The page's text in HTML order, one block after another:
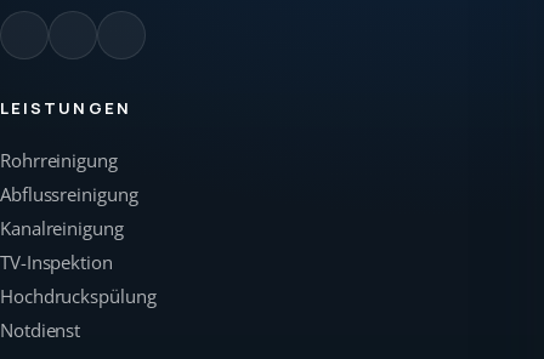
LEISTUNGEN
Rohrreinigung
Abflussreinigung
Kanalreinigung
TV-Inspektion
Hochdruckspülung
Notdienst